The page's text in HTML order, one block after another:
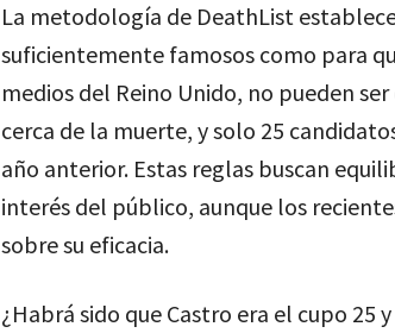
La metodología de DeathList
suficientemente famosos como para
medios del Reino Unido, no pueden
cerca de la muerte, y solo 25
año anterior. Estas reglas buscan
interés del público, aunque los
sobre su eficacia.
¿Habrá sido que Castro era el cupo 25